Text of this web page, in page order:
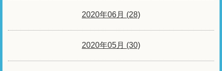
2020年06月 (28)
2020年05月 (30)